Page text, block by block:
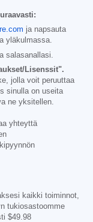
ja napsauta
yläkulmassa.
salasanallasi.
Lisenssit".
jolla voit peruuttaa
sinulla on useita
ne yksitellen.
yhteyttä
kaikki toiminnot,
tukiosastoomme
$49.98